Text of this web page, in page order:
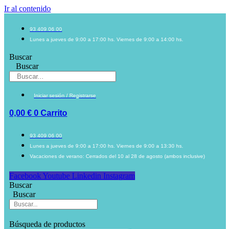
Ir al contenido
93 409 06 00
Lunes a jueves de 9:00 a 17:00 hs. Viernes de 9:00 a 14:00 hs.
Buscar
Buscar
Iniciar sesión / Registrarse
0,00 € 0 Carrito
93 409 06 00
Lunes a jueves de 9:00 a 17:00 hs. Viernes de 9:00 a 13:30 hs.
Vacaciones de verano: Cerrados del 10 al 28 de agosto (ambos inclusive)
Facebook Youtube Linkedin Instagram
Buscar
Buscar
Búsqueda de productos